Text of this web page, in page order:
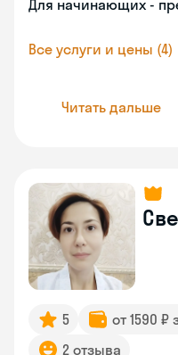
Для начинающих -
Все услуги и цены (4)
Читать дальше
5 от 1590 ₽
2 отзыва